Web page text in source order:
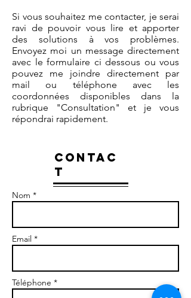
Si vous souhaitez me contacter, je serai
ravi de pouvoir vous lire et apporter
des solutions à vos problèmes.
Envoyez moi un message directement
avec le formulaire ci dessous ou vous
pouvez me joindre directement par
mail ou téléphone avec les
coordonnées disponibles dans la
rubrique "Consultation" et je vous
répondrai rapidement.
CONTAC
T
Nom *
Email *
Téléphone *